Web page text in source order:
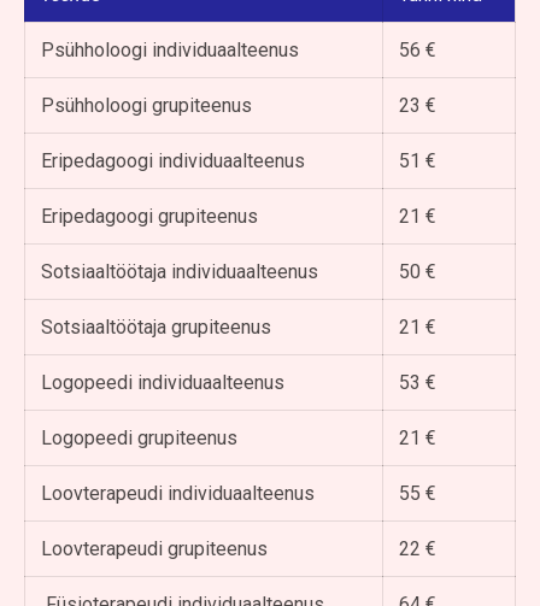
Psühholoogi individuaalteenus 56 €
Psühholoogi grupiteenus 23 €
Eripedagoogi individuaalteenus 51 €
Eripedagoogi grupiteenus 21 €
Sotsiaaltöötaja individuaalteenus 50 €
Sotsiaaltöötaja grupiteenus 21 €
Logopeedi individuaalteenus 53 €
Logopeedi grupiteenus 21 €
Loovterapeudi individuaalteenus 55 €
Loovterapeudi grupiteenus 22 €